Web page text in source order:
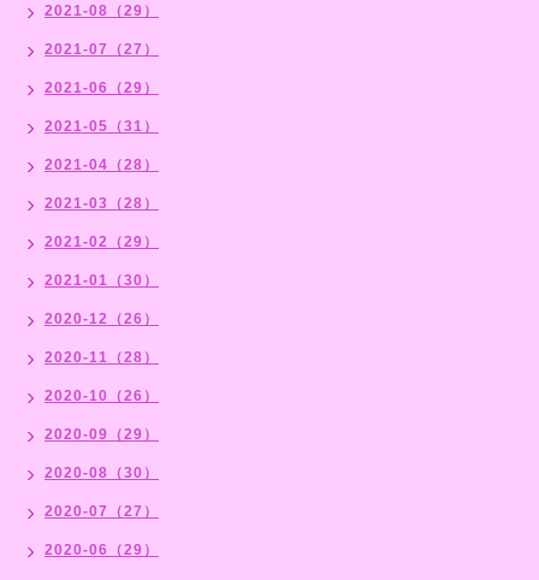
2021-08（29）
2021-07（27）
2021-06（29）
2021-05（31）
2021-04（28）
2021-03（28）
2021-02（29）
2021-01（30）
2020-12（26）
2020-11（28）
2020-10（26）
2020-09（29）
2020-08（30）
2020-07（27）
2020-06（29）